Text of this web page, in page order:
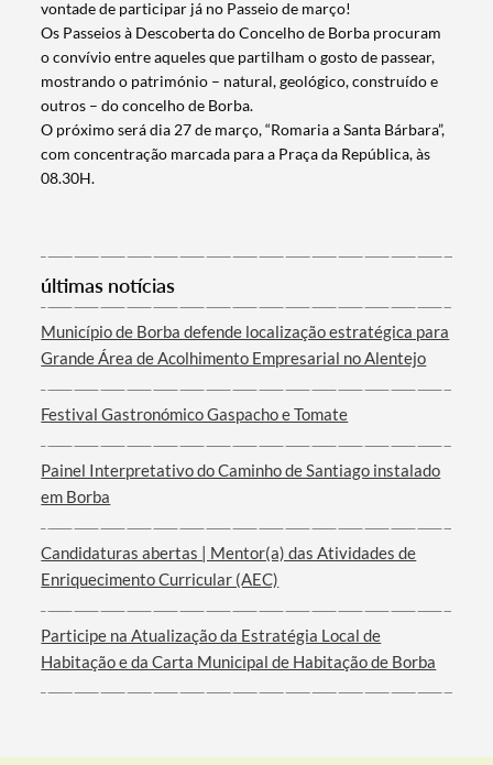
Termo de Pesquisa
Categorias gerais
Filtros
vontade de participar já no Passeio de março!
Os Passeios à Descoberta do Concelho de Borba procuram
o convívio entre aqueles que partilham o gosto de passear,
mostrando o património – natural, geológico, construído e
outros – do concelho de Borba.
O próximo será dia 27 de março, “Romaria a Santa Bárbara”,
com concentração marcada para a Praça da República, às
08.30H.
últimas notícias
Município de Borba defende localização estratégica para
Grande Área de Acolhimento Empresarial no Alentejo
Festival Gastronómico Gaspacho e Tomate
Painel Interpretativo do Caminho de Santiago instalado
em Borba
Candidaturas abertas | Mentor(a) das Atividades de
Enriquecimento Curricular (AEC)
Participe na Atualização da Estratégia Local de
Habitação e da Carta Municipal de Habitação de Borba